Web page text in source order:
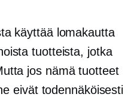
käyttää lomakautta
tuotteista, jotka
jos nämä tuotteet
eivät todennäköisesti